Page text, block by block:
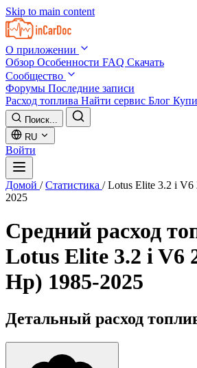
Skip to main content
О приложении
Обзор Особенности FAQ Скачать
Сообщество
Форумы Последние записи
Расход топлива Найти сервис Блог
Поиск...
RU
Войти
Домой / Статистика / Lotus Elite 3.2 i
2025
Средний расход
Lotus Elite 3.2 i V6
Hp) 1985-2025
Детальный расход